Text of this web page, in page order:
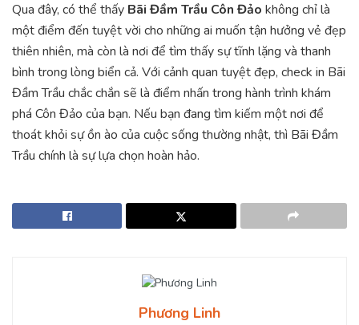
Qua đây, có thể thấy Bãi Đầm Trầu Côn Đảo không chỉ là
một điểm đến tuyệt vời cho những ai muốn tận hưởng vẻ đẹp
thiên nhiên, mà còn là nơi để tìm thấy sự tĩnh lặng và thanh
bình trong lòng biển cả. Với cảnh quan tuyệt đẹp, check in Bãi
Đầm Trầu chắc chắn sẽ là điểm nhấn trong hành trình khám
phá Côn Đảo của bạn. Nếu bạn đang tìm kiếm một nơi để
thoát khỏi sự ồn ào của cuộc sống thường nhật, thì Bãi Đầm
Trầu chính là sự lựa chọn hoàn hảo.
Phương Linh